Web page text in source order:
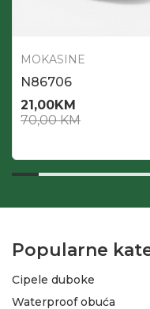
MOKASINE
N86706
21,00KM
70,00KM
Popularne
Cipele duboke
Waterproof obuća